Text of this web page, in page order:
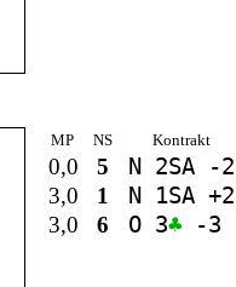
MP NS Kontrakt
0,0 5 N 2SA-2
3,0
1 N 1SA+2
3,0
6 O 3♣-3